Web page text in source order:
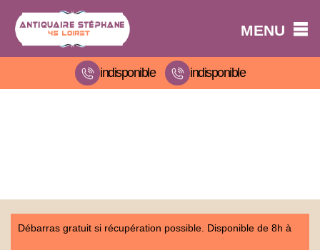
MENU
indisponible indisponible
Débarras gratuit si récupération possible. Disponible de 8h à